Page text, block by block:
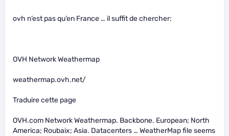
ovh n’est pas qu’en France … il suffit de chercher:
OVH Network Weathermap
weathermap.ovh.net/
Traduire cette page
OVH.com Network Weathermap. Backbone. European; North
America; Roubaix; Asia. Datacenters … WeatherMap file seems